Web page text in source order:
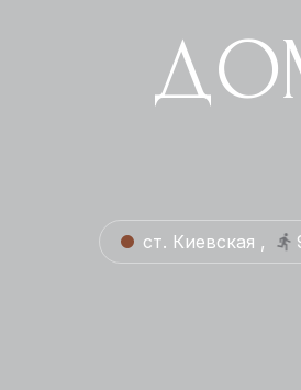
ст. Киевская ,